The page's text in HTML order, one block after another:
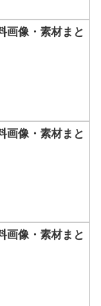
画像・素材まと
画像・素材まと
画像・素材まと